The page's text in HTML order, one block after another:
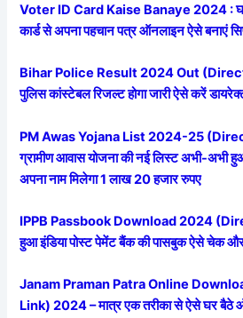
Voter ID Card Kaise Banaye 2024 :
कार्ड से अपना पहचान पत्र ऑनलाइन ऐसे बनाएं
Bihar Police Result 2024 Out (Direct
पुलिस कांस्टेबल रिजल्ट होगा जारी ऐसे करें
PM Awas Yojana List 2024-25
ग्रामीण आवास योजना की नई लिस्ट अभी-अभी
अपना नाम मिलेगा 1 लाख 20 हजार रुपए
IPPB Passbook Download 2024
हुआ इंडिया पोस्ट पेमेंट बैंक की पासबुक ऐसे चेक
Janam Praman Patra Online
Link) 2024 – मात्र एक तरीका से ऐसे घर बैठे